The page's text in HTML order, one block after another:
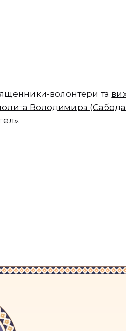
волонтери та
Володимира